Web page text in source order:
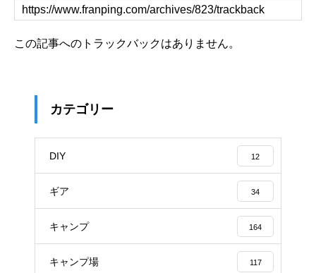
この記事へのトラックバックはありません。
カテゴリー
DIY 12
ギア 34
キャンプ 164
キャンプ場 117